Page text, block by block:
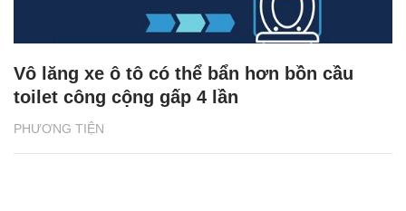
PHƯƠNG TIỆN
Vô lăng xe ô tô có thể bẩn hơn bồn cầu
toilet công cộng gấp 4 lần